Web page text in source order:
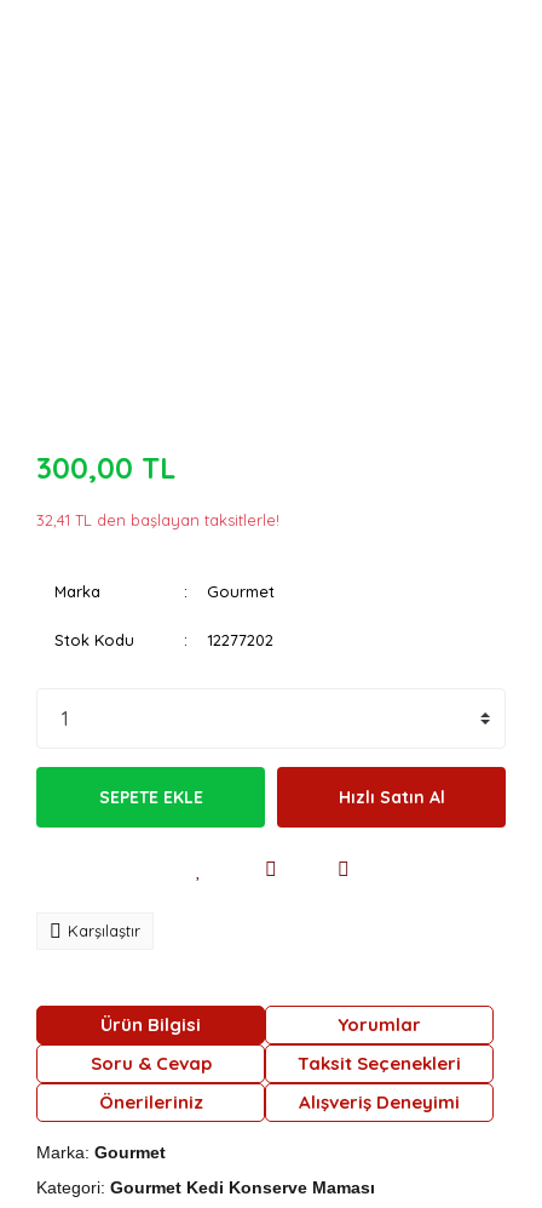
300,00 TL
32,41 TL den başlayan taksitlerle!
Marka Gourmet
Stok Kodu 12277202
SEPETE EKLE Hızlı Satın Al
Karşılaştır
Ürün Bilgisi
Yorumlar
Soru & Cevap
Taksit Seçenekleri
Önerileriniz
Alışveriş Deneyimi
Marka: Gourmet
Kategori: Gourmet Kedi Konserve Maması